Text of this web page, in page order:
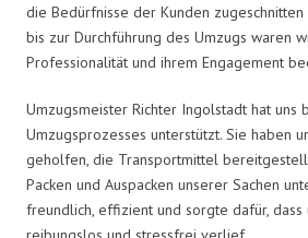
die Bedürfnisse der Kunden zugeschnitten
bis zur Durchführung des Umzugs waren
Professionalität und ihrem Engagement
Umzugsmeister Richter Ingolstadt hat uns
Umzugsprozesses unterstützt. Sie haben
geholfen, die Transportmittel
Packen und Auspacken unserer Sachen
freundlich, effizient und sorgte dafür, dass